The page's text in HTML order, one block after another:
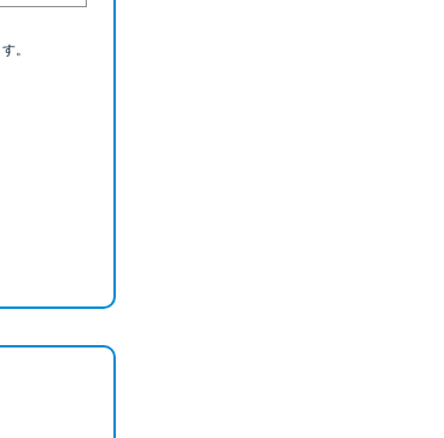
方を徹底解説！
い合わせ方法
。